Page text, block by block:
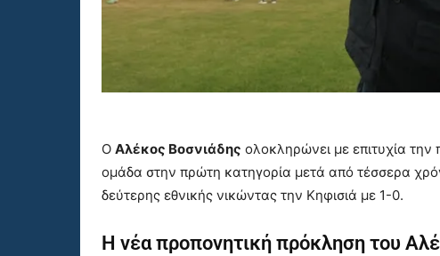
Ο Αλέκος Βοσνιάδης ολοκληρώνει με επιτυχία την
ομάδα στην πρώτη κατηγορία μετά από τέσσερα
δεύτερης εθνικής νικώντας την Κηφισιά με 1-0.
Η νέα προπονητική πρόκληση του